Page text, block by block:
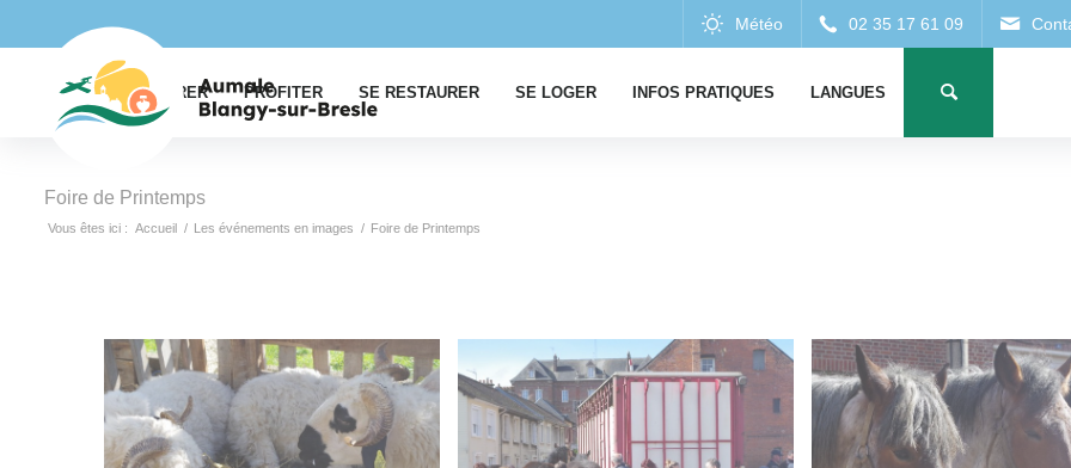
EXPLORER PROFITER SE RESTAURER SE LOGER INFOS PRATIQUES LANGUES
Foire de Printemps
Vous êtes ici : Accueil / Les événements en images / Foire de Printemps